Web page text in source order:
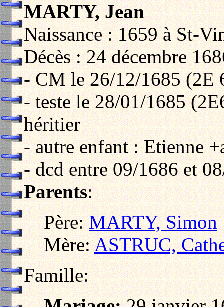
MARTY, Jean
Naissance : 1659 à St-
Décès : 24 décembre
- CM le 26/12/1685 (2E
- teste le 28/01/1685
héritier
- autre enfant : Etienne
- dcd entre 09/1686 et
Parents:
Père:MARTY, Simon
Mère:ASTRUC,
Famille: